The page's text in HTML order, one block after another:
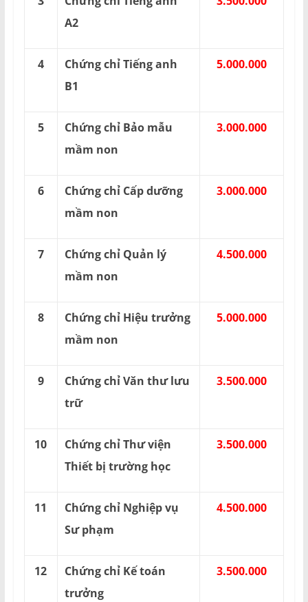
A2
4
Chứng chỉ Tiếng anh
B1
5.000.000
5
Chứng chỉ Bảo mẫu
mầm non
3.000.000
6
Chứng chỉ Cấp dưỡng
mầm non
3.000.000
7
Chứng chỉ Quản lý
mầm non
4.500.000
8
Chứng chỉ Hiệu trưởng
mầm non
5.000.000
9
Chứng chỉ Văn thư lưu
trữ
3.500.000
10
Chứng chỉ Thư viện
Thiết bị trường học
3.500.000
11
Chứng chỉ Nghiệp vụ
Sư phạm
4.500.000
12
Chứng chỉ Kế toán
trưởng
3.500.000